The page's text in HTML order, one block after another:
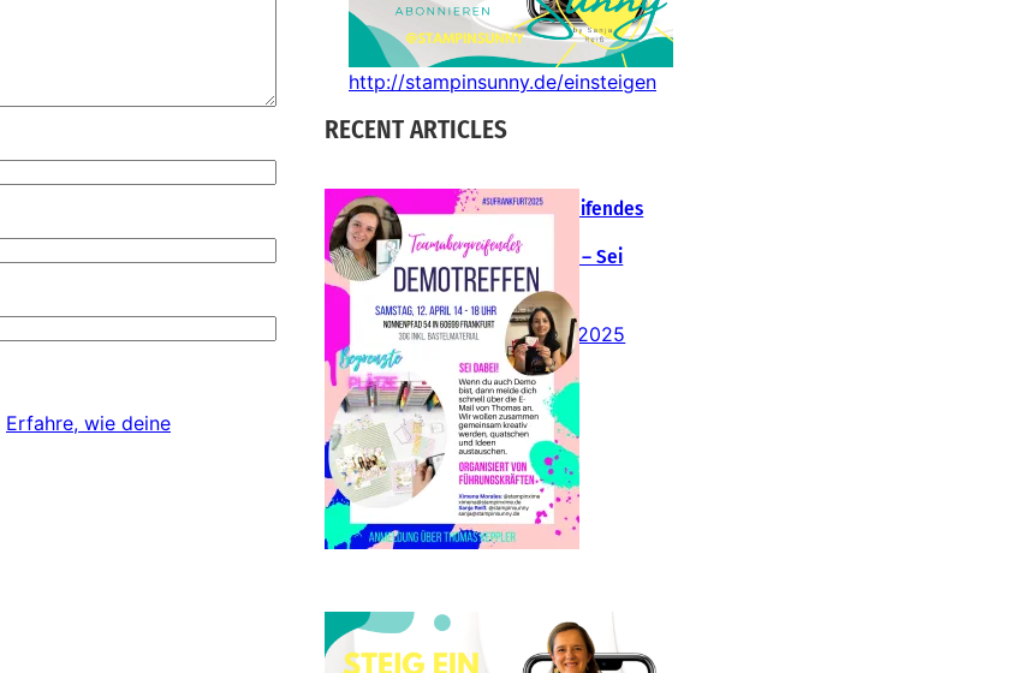
Erfahre, wie deine
http://stampinsunny.de/einsteigen
RECENT ARTICLES
Teamübergreifendes
Stampin‘ Up!
Demotreffen – Sei
dabei!
26. Februar 2025
Einsteigen 2025 im
Team Stampin‘ Sunny